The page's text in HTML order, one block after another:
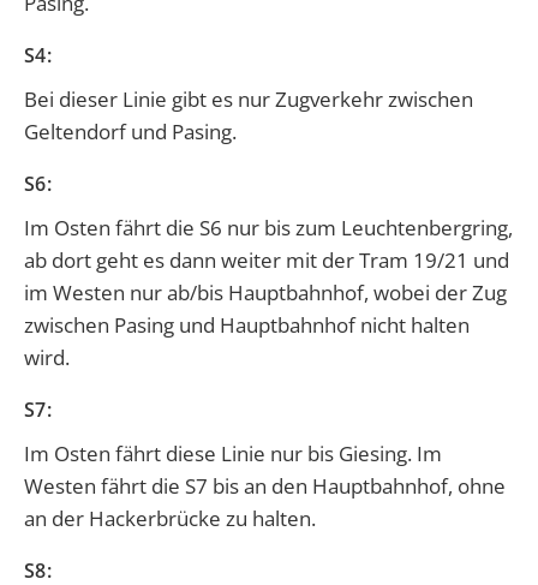
S4:
Bei dieser Linie gibt es nur Zugverkehr zwischen
Geltendorf und Pasing.
S6:
Im Osten fährt die S6 nur bis zum Leuchtenbergring,
ab dort geht es dann weiter mit der Tram 19/21 und
im Westen nur ab/bis Hauptbahnhof, wobei der Zug
zwischen Pasing und Hauptbahnhof nicht halten
wird.
S7:
Im Osten fährt diese Linie nur bis Giesing. Im
Westen fährt die S7 bis an den Hauptbahnhof, ohne
an der Hackerbrücke zu halten.
S8: